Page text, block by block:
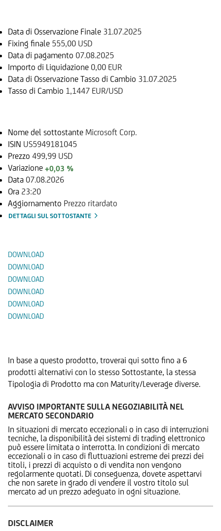
Data di Osservazione Finale 31.07.2025
Fixing finale 555,00 USD
Data di pagamento 07.08.2025
Importo di Liquidazione 0,00 EUR
Data di Osservazione Tasso di Cambio 31.07.2025
Tasso di Cambio 1,1447 EUR/USD
Nome del sottostante Microsoft Corp.
ISIN US5949181045
Prezzo 499,99 USD
Variazione +0,03 %
Data 07.08.2026
Ora 23:20
Aggiornamento Prezzo ritardato
DETTAGLI SUL SOTTOSTANTE
DOWNLOAD
DOWNLOAD
DOWNLOAD
DOWNLOAD
DOWNLOAD
DOWNLOAD
In base a questo prodotto, troverai qui sotto fino a 6
prodotti alternativi con lo stesso Sottostante, la stessa
Tipologia di Prodotto ma con Maturity/Leverage diverse.
AVVISO IMPORTANTE SULLA NEGOZIABILITÀ NEL
MERCATO SECONDARIO
In situazioni di mercato eccezionali o in caso di interruzioni
tecniche, la disponibilità dei sistemi di trading elettronico
può essere limitata o interrotta. In condizioni di mercato
eccezionali o in caso di fluttuazioni estreme dei prezzi dei
titoli, i prezzi di acquisto o di vendita non vengono
regolarmente quotati. Di conseguenza, dovete aspettarvi
che non sarete in grado di vendere il vostro titolo sul
mercato ad un prezzo adeguato in ogni situazione.
DISCLAIMER